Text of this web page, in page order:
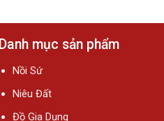
Danh mục sản phẩm
Nồi Sứ
Niêu Đất
Đồ Gia Dụng